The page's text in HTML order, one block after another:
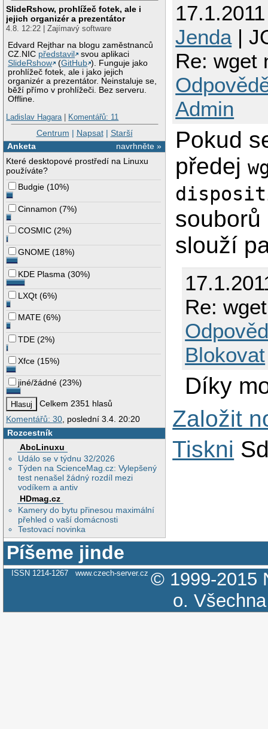
SlideRshow, prohlížeč fotek, ale i
jejich organizér a prezentátor
4.8. 12:22 | Zajímavý software
Edvard Rejthar na blogu zaměstnanců
CZ.NIC představil
svou aplikaci
SlideRshow
(GitHub ). Funguje jako
prohlížeč fotek, ale i jako jejich
organizér a prezentátor. Neinstaluje se,
běží přímo v prohlížeči. Bez serveru.
Offline.
Ladislav Hagara| Komentářů: 11
Centrum | Napsat| Starší
navrhněte »
Anketa
Které desktopové prostředí na Linuxu
používáte?
Budgie (10%)
Cinnamon (7%)
COSMIC (2%)
GNOME (18%)
KDE Plasma (30%)
LXQt (6%)
MATE (6%)
TDE (2%)
Xfce (15%)
jiné/žádné (23%)
Celkem 2351 hlasů
Komentářů: 30 , poslední 3.4. 20:20
Rozcestník
AbcLinuxu
Událo se v týdnu 32/2026
Týden na ScienceMag.cz: Vylepšený
test nenašel žádný rozdíl mezi
vodíkem a antiv
HDmag.cz
Kamery do bytu přinesou maximální
přehled o vaší domácnosti
Testovací novinka
Jenda|
Re: wget
Admin
Pokud
předej
souborů
slouží
Re:
Blokovat
Díky
Založit
Tiskni
Píšeme jinde
ISSN 1214-1267 www.czech-server.cz © 1999-2015
o.